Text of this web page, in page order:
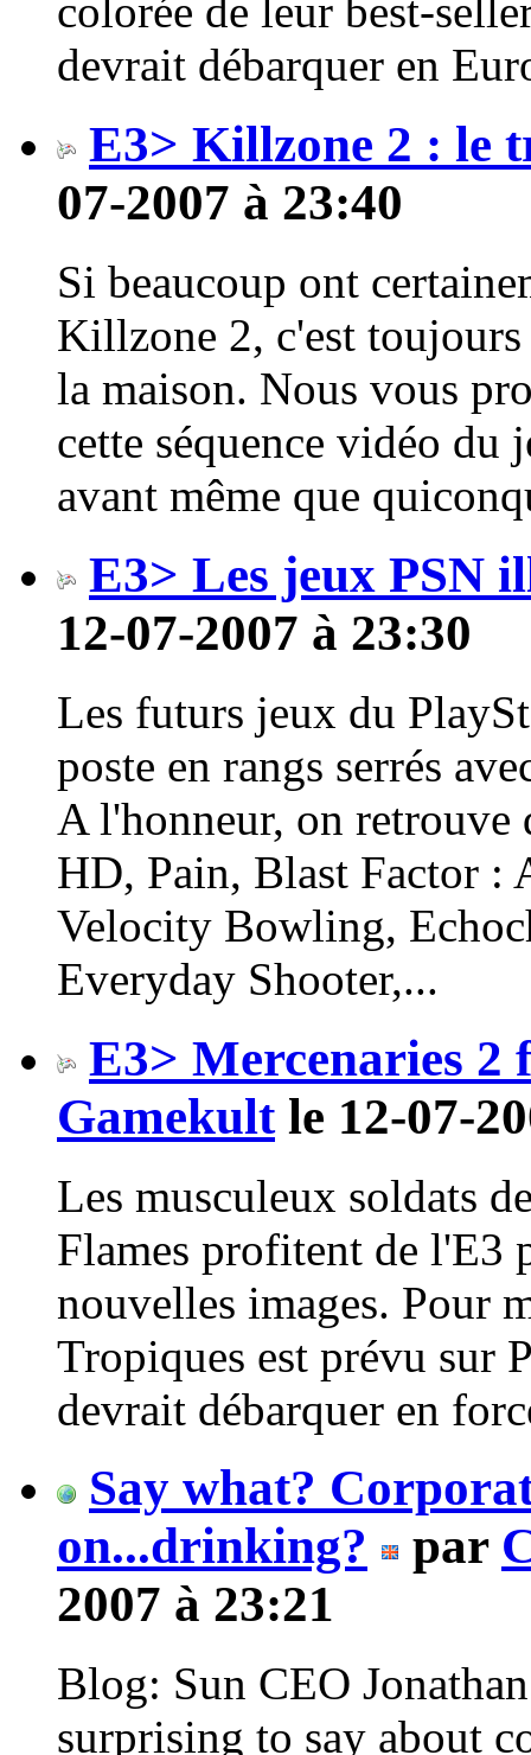
colorée de leur best-
devrait débarquer en
E3> Killzone 2 : le
07-2007 à 23:40
Si beaucoup ont
Killzone 2, c'est
la maison. Nous vous
cette séquence vidéo du
avant même que
E3> Les jeux PSN
12-07-2007 à 23:30
Les futurs jeux du
poste en rangs serrés
A l'honneur, on retrouve
HD, Pain, Blast Factor :
Velocity Bowling,
Everyday Shooter,...
E3> Mercenaries 2
Gamekultle 12-07-
Les musculeux soldats
Flames profitent de l'E3
nouvelles images. Pour
Tropiques est prévu sur
devrait débarquer en
Say what?
on...drinking?
par
2007 à 23:21
Blog: Sun CEO
surprising to say about